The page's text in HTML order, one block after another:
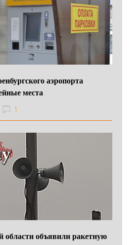
аэропорта
места
1
области объявили ракетную